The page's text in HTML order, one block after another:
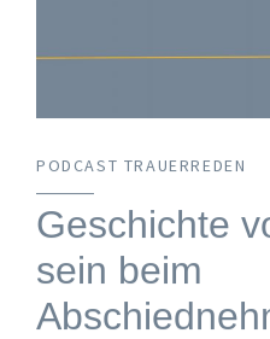
PODCAST TRAUERREDEN
Geschichte
sein beim